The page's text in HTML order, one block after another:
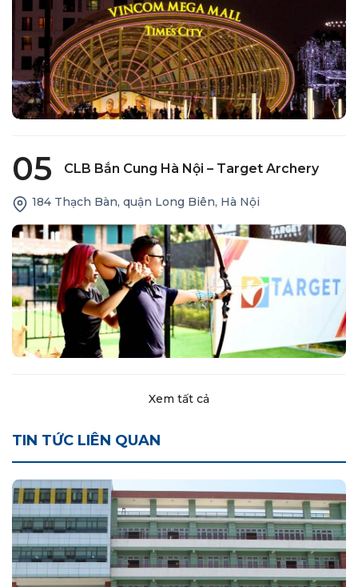
05 CLB Bắn Cung Hà Nội – Target Archery
184 Thạch Bàn, quận Long Biên, Hà Nội
Xem tất cả
TIN TỨC LIÊN QUAN